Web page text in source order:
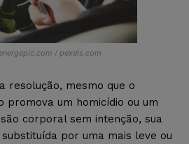
/ pexels.com
resolução, mesmo que o
promova um homicídio ou um
corporal sem intenção, sua
por uma mais leve ou